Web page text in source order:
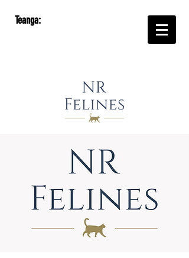
Teanga: